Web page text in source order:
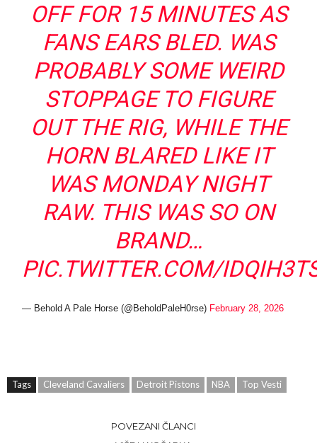
OFF FOR 15 MINUTES AS
FANS EARS BLED. WAS
PROBABLY SOME WEIRD
STOPPAGE TO FIGURE
OUT THE RIG, WHILE THE
HORN BLARED LIKE IT
WAS MONDAY NIGHT
RAW. THIS WAS SO ON
BRAND…
PIC.TWITTER.COM/
— Behold A Pale Horse (@BeholdPaleH0rse) February 28, 2026
Tags Cleveland Cavaliers Detroit Pistons NBA Top Vesti
POVEZANI ČLANCI